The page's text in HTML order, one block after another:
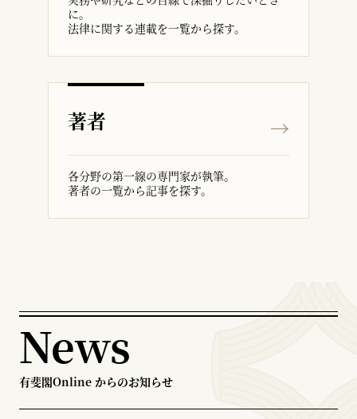
に。
法律に関する連載を一覧から探す。
著者
各分野の第一線の専門家が執筆。
著者の一覧から記事を探す。
News
有斐閣Online からのお知らせ